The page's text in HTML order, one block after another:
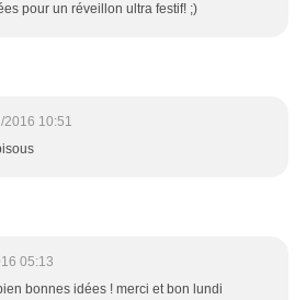
pour un réveillon ultra festif! ;)
2016 10:51
05:13
bonnes idées ! merci et bon lundi